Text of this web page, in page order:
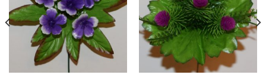
Add to
Wishlist
Add to
Wishlist